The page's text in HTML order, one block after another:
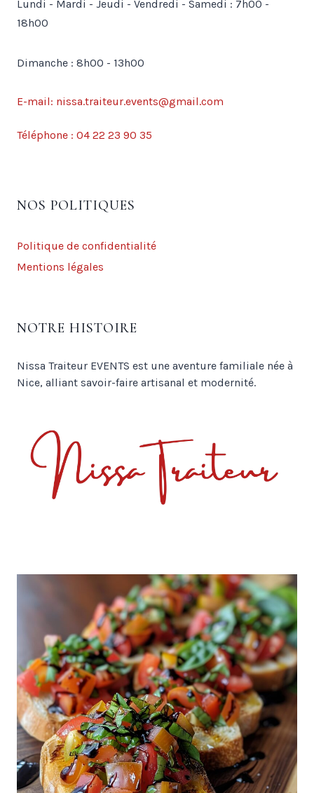
Lundi - Mardi - Jeudi - Vendredi - Samedi : 7h00 -
18h00
Dimanche : 8h00 - 13h00
E-mail: nissa.traiteur.events@gmail.com
Téléphone : 04 22 23 90 35
NOS POLITIQUES
Politique de confidentialité
Mentions légales
NOTRE HISTOIRE
Nissa Traiteur EVENTS est une aventure familiale née à
Nice, alliant savoir-faire artisanal et modernité.